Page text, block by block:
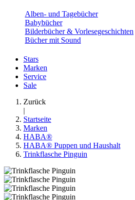
Alben- und Tagebücher
Babybücher
Bilderbücher & Vorlesegeschichten
Bücher mit Sound
Stars
Marken
Service
Sale
Zurück
|
Startseite
Marken
HABA®
HABA® Puppen und Haushalt
Trinkflasche Pinguin